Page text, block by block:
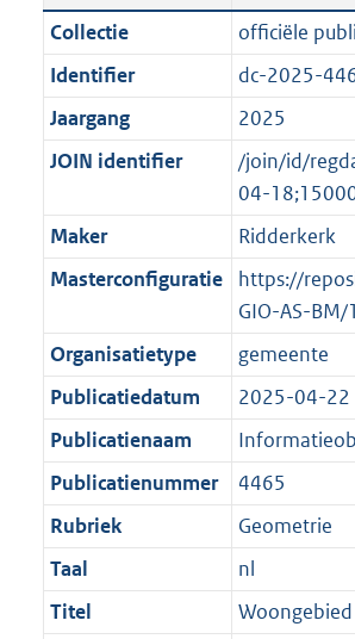
c
a
t
i
e
n
f
o
m
a
a
t
t
e
:
5
8
b
i
c
a
t
i
i
n
f
r
m
a
a
t
t
t
e
:
o
b
e
k
n
d
a
n
d
g
r
o
o
t
t
e
:
1
K
b
Collectie
officiële
Identifier
dc-2025-
Jaargang
2025
JOIN identifier
/join/id/
04-
Maker
Ridderkerk
Masterconfiguratie
https://
GIO-AS-
Organisatietype
gemeente
Publicatiedatum
2025-04-22
Publicatienaam
Publicatienummer
4465
Rubriek
Geometrie
Taal
nl
Titel
Woongebied